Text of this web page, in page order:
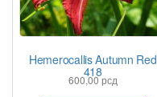
Hemerocallis Autumn Red
418
600,00рсд